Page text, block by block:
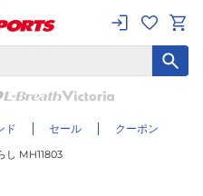
ド セール クーポン
し MH11803